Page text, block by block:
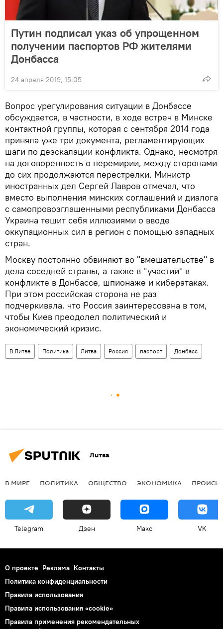
Путин подписал указ об упрощенном
получении паспортов РФ жителями
Донбасса
24 апреля 2019, 15:05
Вопрос урегулирования ситуации в Донбассе
обсуждается, в частности, в ходе встреч в Минске
контактной группы, которая с сентября 2014 года
приняла уже три документа, регламентирующих
шаги по деэскалации конфликта. Однако, несмотря
на договоренность о перемирии, между сторонами
до сих продолжаются перестрелки. Министр
иностранных дел Сергей Лавров отмечал, что
вместо выполнения минских соглашений и диалога
с самопровозглашенными республиками Донбасса
Украина тешит себя иллюзиями о вводе
оккупационных сил в регион с помощью западных
стран.
Москву постоянно обвиняют во "вмешательстве" в
дела соседней страны, а также в "участии" в
конфликте в Донбассе, шпионаже и кибератаках.
При этом российская сторона не раз
подчеркивала, что Россия заинтересована в том,
чтобы Киев преодолел политический и
экономический кризис.
В Литве Политика Литва Россия паспорт Донбасс
Литва
В МИРЕ ПОЛИТИКА ОБЩЕСТВО ЭКОНОМИКА
Telegram Дзен Макс VK
О проекте Реклама Контакты
Политика конфиденциальности
Правила использования
Правила использования «cookie»
Правила применения рекомендательных